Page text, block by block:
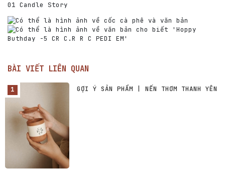
01 Candle Story
BÀI VIẾT LIÊN QUAN
GỢI Ý SẢN PHẨM | NẾN THƠM THANH YÊN